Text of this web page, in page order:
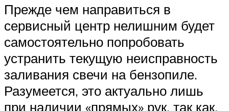
Прежде чем направиться в
сервисный центр нелишним будет
самостоятельно попробовать
устранить текущую неисправность
заливания свечи на бензопиле.
Разумеется, это актуально лишь
при наличии «прямых» рук, так как,